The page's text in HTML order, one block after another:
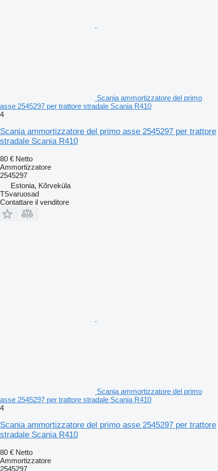
Scania ammortizzatore del primo
asse 2545297 per trattore stradale Scania R410
4
Scania ammortizzatore del primo asse 2545297 per trattore
stradale Scania R410
80 € Netto
Ammortizzatore
2545297
Estonia, Kõrveküla
TSvaruosad
Contattare il venditore
Scania ammortizzatore del primo
asse 2545297 per trattore stradale Scania R410
4
Scania ammortizzatore del primo asse 2545297 per trattore
stradale Scania R410
80 € Netto
Ammortizzatore
2545297